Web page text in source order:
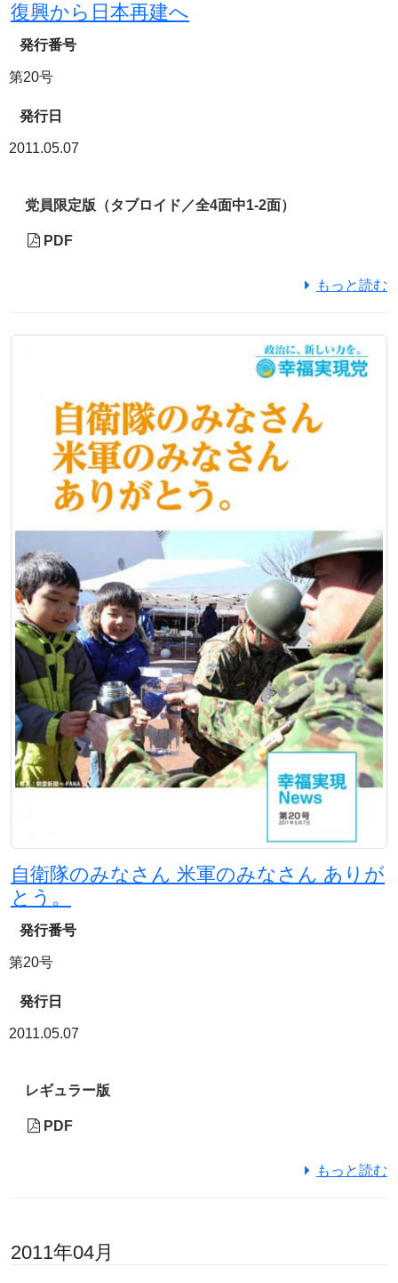
復興から日本再建へ
発行番号
第20号
発行日
2011.05.07
党員限定版（タブロイド／全4面中1-2面）
PDF
もっと読む
自衛隊のみなさん 米軍のみなさん ありが
とう。
発行番号
第20号
発行日
2011.05.07
レギュラー版
PDF
もっと読む
2011年04月